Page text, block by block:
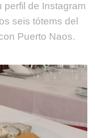
perfil de Instagram
seis tótems del
Puerto Naos.